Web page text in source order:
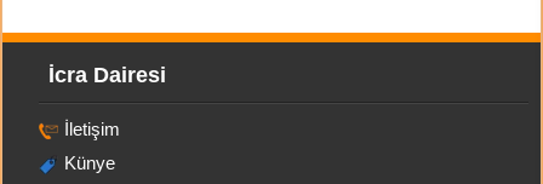
İcra Dairesi
İletişim
Künye